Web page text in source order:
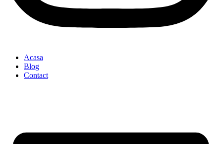
Acasa
Blog
Contact